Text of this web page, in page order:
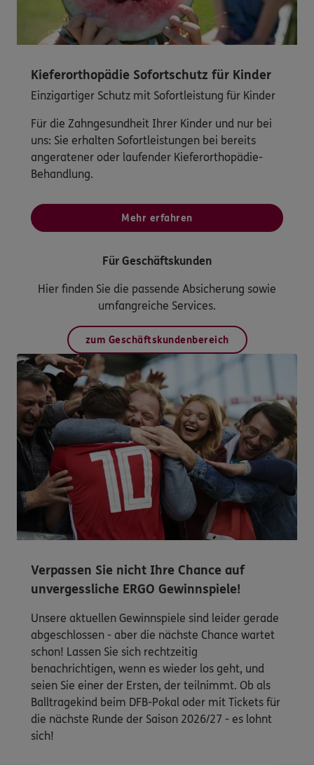
Kieferorthopädie Sofortschutz für Kinder
Einzigartiger Schutz mit Sofortleistung für Kinder
Für die Zahngesundheit Ihrer Kinder und nur bei
uns: Sie erhalten Sofortleistungen bei bereits
angeratener oder laufender Kieferorthopädie-
Behandlung.
Mehr erfahren
Für Geschäftskunden
Hier finden Sie die passende Absicherung sowie
umfangreiche Services.
zum Geschäftskundenbereich
Verpassen Sie nicht Ihre Chance auf
unvergessliche ERGO Gewinnspiele!
Unsere aktuellen Gewinnspiele sind leider gerade
abgeschlossen - aber die nächste Chance wartet
schon! Lassen Sie sich rechtzeitig
benachrichtigen, wenn es wieder los geht, und
seien Sie einer der Ersten, der teilnimmt. Ob als
Balltragekind beim DFB-Pokal oder mit Tickets für
die nächste Runde der Saison 2026/27 - es lohnt
sich!